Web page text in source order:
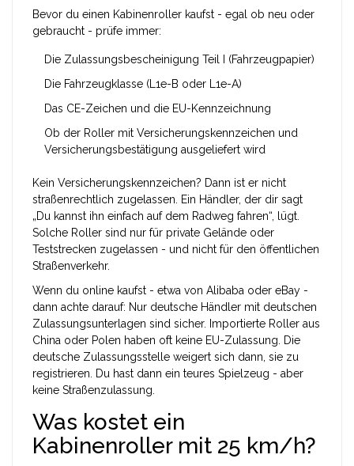
Bevor du einen Kabinenroller kaufst - egal ob neu oder
gebraucht - prüfe immer:
Die Zulassungsbescheinigung Teil I (Fahrzeugpapier)
Die Fahrzeugklasse (L1e-B oder L1e-A)
Das CE-Zeichen und die EU-Kennzeichnung
Ob der Roller mit Versicherungskennzeichen und
Versicherungsbestätigung ausgeliefert wird
Kein Versicherungskennzeichen? Dann ist er nicht
straßenrechtlich zugelassen. Ein Händler, der dir sagt
„Du kannst ihn einfach auf dem Radweg fahren“, lügt.
Solche Roller sind nur für private Gelände oder
Teststrecken zugelassen - und nicht für den öffentlichen
Straßenverkehr.
Wenn du online kaufst - etwa von Alibaba oder eBay -
dann achte darauf: Nur deutsche Händler mit deutschen
Zulassungsunterlagen sind sicher. Importierte Roller aus
China oder Polen haben oft keine EU-Zulassung. Die
deutsche Zulassungsstelle weigert sich dann, sie zu
registrieren. Du hast dann ein teures Spielzeug - aber
keine Straßenzulassung.
Was kostet ein
Kabinenroller mit 25 km/h?